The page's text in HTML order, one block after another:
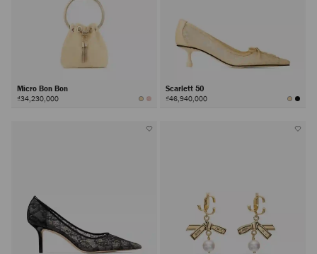
Micro Bon Bon
₫34,230,000
Scarlett 50
₫46,940,000